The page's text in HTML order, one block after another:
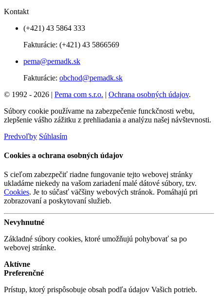
Kontakt
(+421) 43 5864 333
Fakturácie: (+421) 43 5866569
pema@pemadk.sk
Fakturácie: obchod@pemadk.sk
© 1992 - 2026 | Pema com s.r.o. | Ochrana osobných údajov.
Súbory cookie používame na zabezpečenie funckčnosti webu,
zlepšenie vášho zážitku z prehliadania a analýzu našej návštevnosti.
Predvoľby Súhlasím
Cookies a ochrana osobných údajov
S cieľom zabezpečiť riadne fungovanie tejto webovej stránky
ukladáme niekedy na vašom zariadení malé dátové súbory, tzv.
Cookies. Je to súčasť väčšiny webových stránok. Pomáhajú pri
zobrazovaní a poskytovaní služieb.
Nevyhnutné
Základné súbory cookies, ktoré umožňujú pohybovať sa po
webovej stránke.
Aktívne
Preferenčné
Prístup, ktorý prispôsobuje obsah podľa údajov Vašich potrieb.